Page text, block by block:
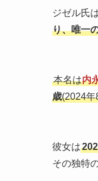
ジゼル氏は
り、唯一
本名は内
歳(2024年
彼女は
その独特